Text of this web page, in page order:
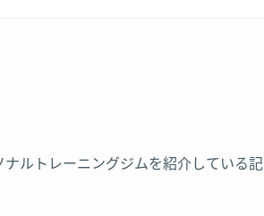
ルトレーニングジムを紹介している記